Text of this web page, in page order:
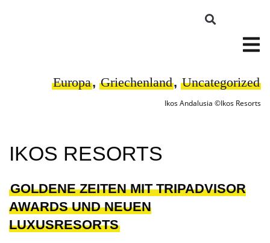
Europa, Griechenland, Uncategorized
Ikos Andalusia ©Ikos Resorts
IKOS RESORTS
GOLDENE ZEITEN MIT TRIPADVISOR
AWARDS UND NEUEN
LUXUSRESORTS